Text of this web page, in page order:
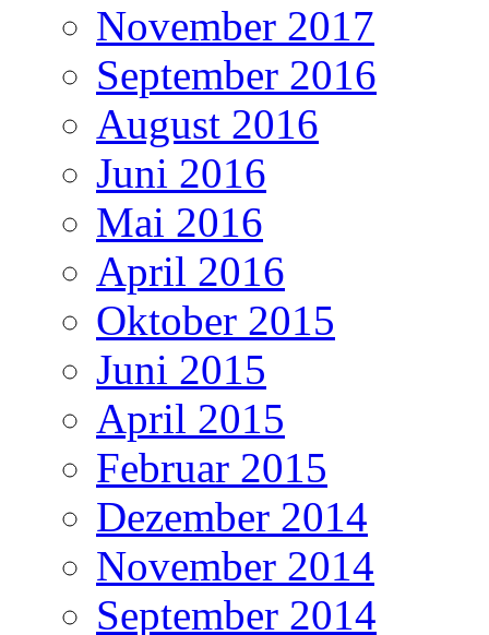
November 2017
September 2016
August 2016
Juni 2016
Mai 2016
April 2016
Oktober 2015
Juni 2015
April 2015
Februar 2015
Dezember 2014
November 2014
September 2014